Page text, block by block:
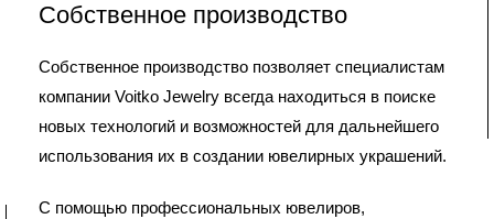
Собственное производство
Собственное производство позволяет специалистам
компании Voitko Jewelry всегда находиться в поиске
новых технологий и возможностей для дальнейшего
использования их в создании ювелирных украшений.
С помощью профессиональных ювелиров,